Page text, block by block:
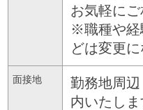
お気軽にご
※職種や経
どは変更
面接地
勤務地周
内いたしま